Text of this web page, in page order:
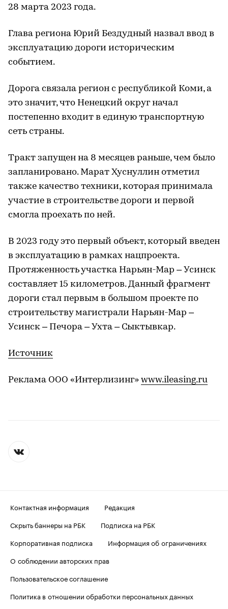
28 марта 2023 года.
Глава региона Юрий Бездудный назвал ввод в
эксплуатацию дороги историческим
событием.
Дорога связала регион с республикой Коми, а
это значит, что Ненецкий округ начал
постепенно входит в единую транспортную
сеть страны.
Тракт запущен на 8 месяцев раньше, чем было
запланировано. Марат Хуснуллин отметил
также качество техники, которая принимала
участие в строительстве дороги и первой
смогла проехать по ней.
В 2023 году это первый объект, который введен
в эксплуатацию в рамках нацпроекта.
Протяженность участка Нарьян-Мар – Усинск
составляет 15 километров. Данный фрагмент
дороги стал первым в большом проекте по
строительству магистрали Нарьян-Мар –
Усинск – Печора – Ухта – Сыктывкар.
Источник
Реклама ООО «Интерлизинг» www.ileasing.ru
Контактная информация
Редакция
Скрыть баннеры на РБК
Подписка на РБК
Корпоративная подписка
Информация об ограничениях
О соблюдении авторских прав
Пользовательское соглашение
Политика в отношении обработки персональных данных